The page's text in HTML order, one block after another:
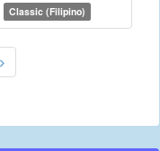
Classic (Filipino)